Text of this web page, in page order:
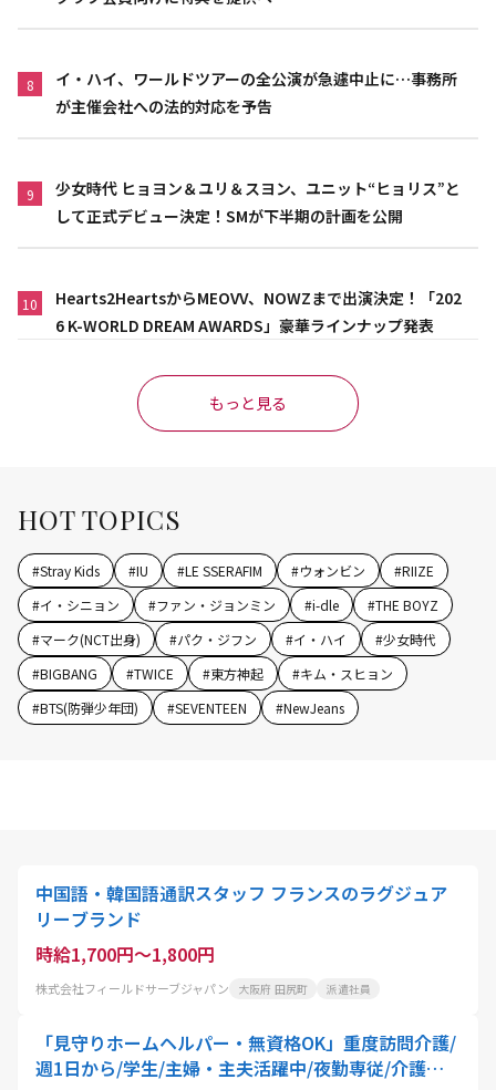
8
イ・ハイ、ワールドツアーの全公演が急遽中止に…事務所
が主催会社への法的対応を予告
9
少女時代 ヒョヨン＆ユリ＆スヨン、ユニット“ヒョリス”と
して正式デビュー決定！SMが下半期の計画を公開
10
Hearts2HeartsからMEOVV、NOWZまで出演決定！「202
6 K-WORLD DREAM AWARDS」豪華ラインナップ発表
もっと見る
HOT TOPICS
#Stray Kids #IU #LE SSERAFIM #ウォンビン #RIIZE
#イ・シニョン #ファン・ジョンミン #i-dle #THE BOYZ
#マーク(NCT出身) #パク・ジフン #イ・ハイ #少女時代
#BIGBANG #TWICE #東方神起 #キム・スヒョン
#BTS(防弾少年団) #SEVENTEEN #NewJeans
中国語・韓国語通訳スタッフ フランスのラグジュア
リーブランド
時給1,700円～1,800円
株式会社フィールドサーブジャパン 大阪府 田尻町 派遣社員
「見守りホームヘルパー・無資格OK」重度訪問介護/
週1日から/学生/主婦・主夫活躍中/夜勤専従/介護職